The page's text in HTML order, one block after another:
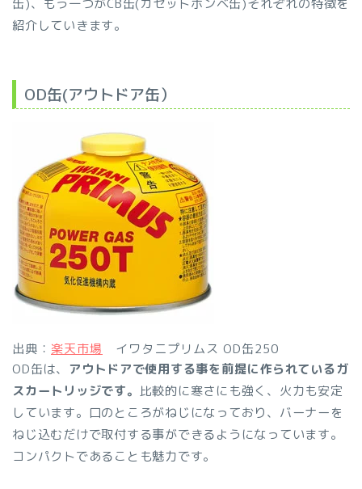
缶)、もう一つがCB缶(カセットボンベ缶)それぞれの特徴を
紹介していきます。
OD缶(アウトドア缶）
出典： 楽天市場 イワタニプリムス OD缶250
OD缶は、
アウトドアで使用する事を前提に作られているガ
スカートリッジです。 比較的に寒さにも強く、火力も安定
しています。口のところがねじになっており、バーナーを
ねじ込むだけで取付する事ができるようになっています。
コンパクトであることも魅力です。